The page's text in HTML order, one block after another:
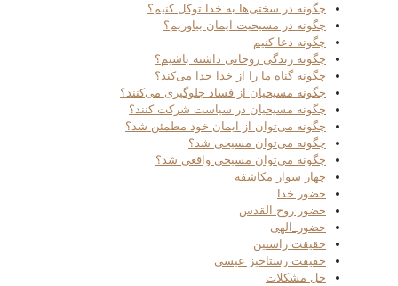
چگونه در سختی‌ها به خدا توکل کنیم؟
چگونه در مسیحیت ایمان بیاوریم؟
چگونه دعا کنیم
چگونه زندگی روحانی داشته باشیم؟
چگونه گناه ما را از خدا جدا می‌کند؟
چگونه مسیحیان از فساد جلوگیری می‌کنند؟
چگونه مسیحیان در سیاست شرکت کنند؟
چگونه می‌توان از ایمان خود مطمئن شد؟
چگونه می‌توان مسیحی شد؟
چگونه می‌توان مسیحی واقعی شد؟
چهار سوار مکاشفه
حضور خدا
حضور روح القدس
حضور_الهی
حقیقت راستین
حقیقت رستاخیز عیسی
حل مشکلات